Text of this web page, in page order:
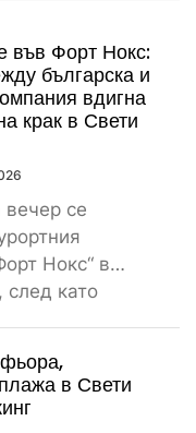
във Форт Нокс:
българска и
вдигна
крак в Свети
вечер се
Нокс“ в
след като
в Свети